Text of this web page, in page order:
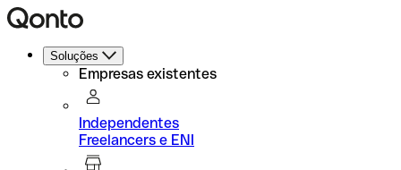
Soluções
Empresas existentes
Independentes
Freelancers e ENI